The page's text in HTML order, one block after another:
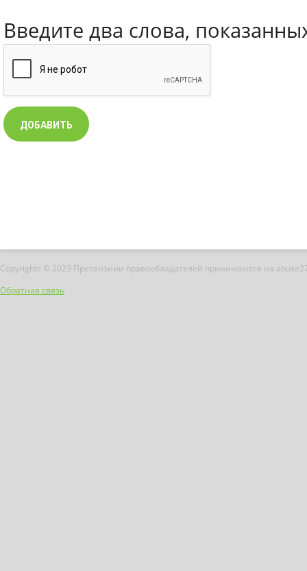
Введите два слова,
Copyrights © 2023 Претензиии правообладателей принимаются на
Обратная связь